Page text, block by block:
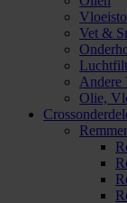
Vet &
Andere
Olie,